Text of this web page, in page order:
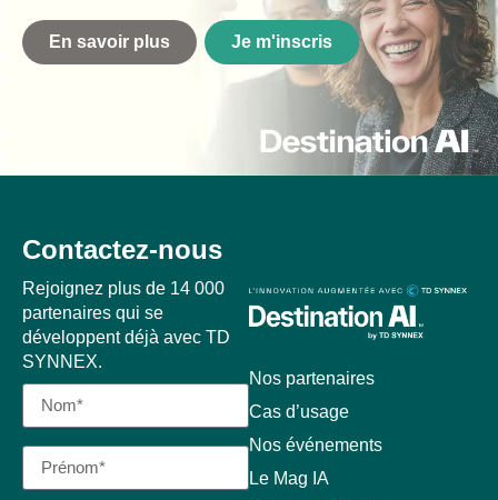
En savoir plus Je m'inscris
Nos partenaires
Cas d’usage
Nos événements
Le Mag IA
Contactez-nous
Rejoignez plus de 14 000
partenaires qui se
développent déjà avec TD
SYNNEX.